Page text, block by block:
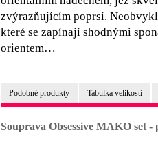
zvýrazňujícím poprsí.
které se zapínají shodnými
orientem…
Podobné produkty Tabulka velikostí
Souprava Obsessive MAKO set